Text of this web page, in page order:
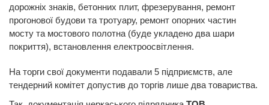
дорожніх знаків, бетонних плит, фрезерування, ремонт
прогонової будови та тротуару, ремонт опорних частин
мосту та мостового полотна (буде укладено два шари
покриття), встановлення електроосвітлення.
На торги свої документи подавали 5 підприємств, але
тендерний комітет допустив до торгів лише два товариства.